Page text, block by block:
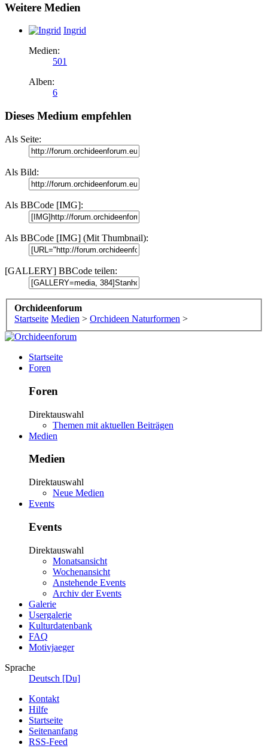
Weitere Medien
Ingrid
Medien:
501
Alben:
6
Dieses Medium empfehlen
Als Seite:
Als Bild:
Als BBCode [IMG]:
Als BBCode [IMG] (Mit Thumbnail):
[GALLERY] BBCode teilen:
Orchideenforum
Startseite Medien > Orchideen Naturformen >
Startseite
Foren
Foren
Direktauswahl
Themen mit aktuellen Beiträgen
Medien
Medien
Direktauswahl
Neue Medien
Events
Events
Direktauswahl
Monatsansicht
Wochenansicht
Anstehende Events
Archiv der Events
Galerie
Usergalerie
Kulturdatenbank
FAQ
Motivjaeger
Sprache
Deutsch [Du]
Kontakt
Hilfe
Startseite
Seitenanfang
RSS-Feed